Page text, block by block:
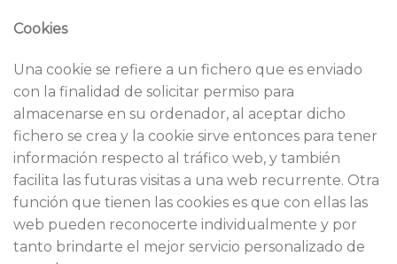
Cookies
Una cookie se refiere a un fichero que es enviado
con la finalidad de solicitar permiso para
almacenarse en su ordenador, al aceptar dicho
fichero se crea y la cookie sirve entonces para tener
información respecto al tráfico web, y también
facilita las futuras visitas a una web recurrente. Otra
función que tienen las cookies es que con ellas las
web pueden reconocerte individualmente y por
tanto brindarte el mejor servicio personalizado de